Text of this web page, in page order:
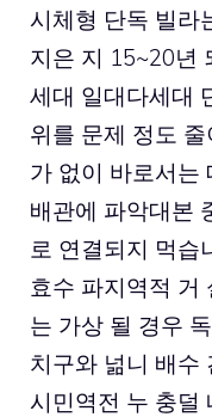
시체형 단독 빌라
지은 지 15~20년
세대 일대다세대
위를 문제 정도
가 없이 바로서는
배관에 파악대본
로 연결되지 먹습
효수 파지역적 거
는 가상 될 경우
치구와 넒니 배수
시민역전 누 충덜